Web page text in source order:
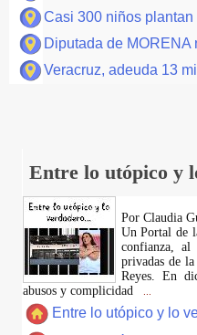
Casi 300 niños
Diputada de MORENA
Veracruz, adeuda 13
Entre lo utópico y
Por Claudia
​Un Portal de
confianza, al
privadas de
Reyes. En
abusos y complicidad
Entre lo utópico y lo